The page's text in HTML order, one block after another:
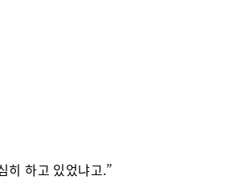
히 하고 있었냐고.”